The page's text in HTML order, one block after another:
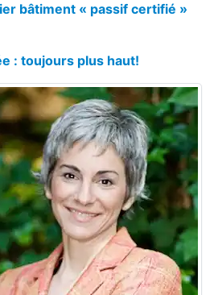
bâtiment « passif certifié »
: toujours plus haut!